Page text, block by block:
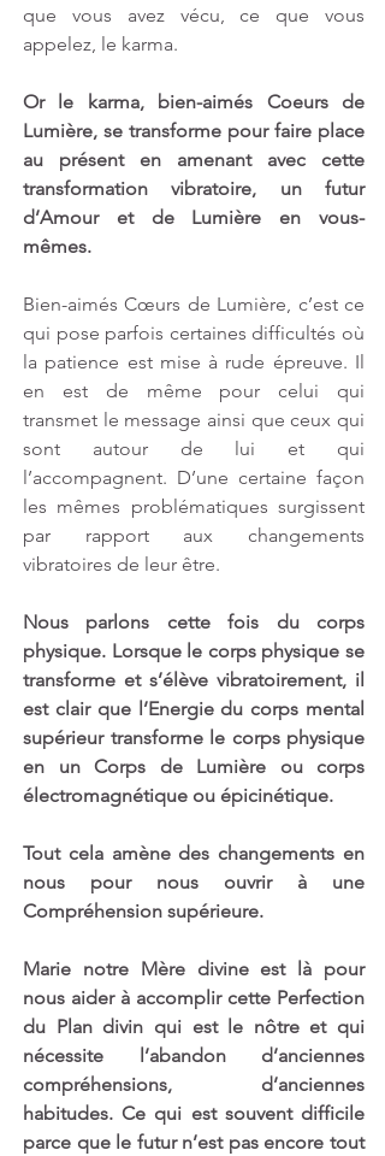
que vous avez vécu, ce que vous
appelez, le karma.
Or le karma, bien-aimés Coeurs de
Lumière, se transforme pour faire place
au présent en amenant avec cette
transformation vibratoire, un futur
d’Amour et de Lumière en vous-
mêmes.
Bien-aimés Cœurs de Lumière, c’est ce
qui pose parfois certaines difficultés où
la patience est mise à rude épreuve. Il
en est de même pour celui qui
transmet le message ainsi que ceux qui
sont autour de lui et qui
l’accompagnent. D’une certaine façon
les mêmes problématiques surgissent
par rapport aux changements
vibratoires de leur être.
Nous parlons cette fois du corps
physique. Lorsque le corps physique se
transforme et s’élève vibratoirement, il
est clair que l’Energie du corps mental
supérieur transforme le corps physique
en un Corps de Lumière ou corps
électromagnétique ou épicinétique.
Tout cela amène des changements en
nous pour nous ouvrir à une
Compréhension supérieure.
Marie notre Mère divine est là pour
nous aider à accomplir cette Perfection
du Plan divin qui est le nôtre et qui
nécessite l’abandon d’anciennes
compréhensions, d’anciennes
habitudes. Ce qui est souvent difficile
parce que le futur n’est pas encore tout